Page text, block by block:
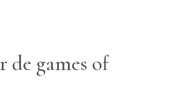
de games of